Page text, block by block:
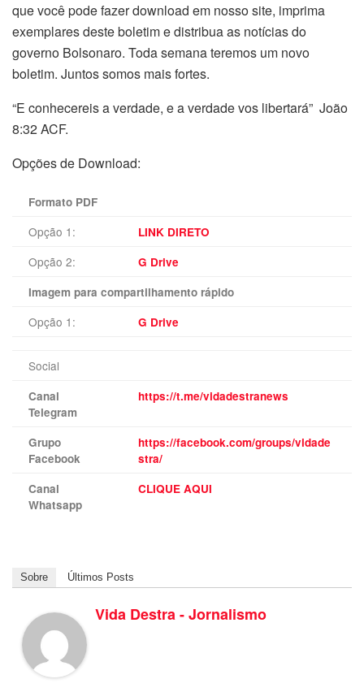
que você pode fazer download em nosso site, imprima
exemplares deste boletim e distribua as notícias do
governo Bolsonaro. Toda semana teremos um novo
boletim. Juntos somos mais fortes.
“E conhecereis a verdade, e a verdade vos libertará” João
8:32 ACF.
Opções de Download:
Formato PDF
Opção 1: LINK DIRETO
Opção 2:
G Drive
Imagem para compartilhamento rápido
Opção 1: G Drive
Social
Canal
Telegram
https://t.me/vidadestranews
Grupo
Facebook
https://facebook.com/groups/vidade
stra/
Canal
Whatsapp
CLIQUE AQUI
Sobre Últimos Posts
Vida Destra - Jornalismo